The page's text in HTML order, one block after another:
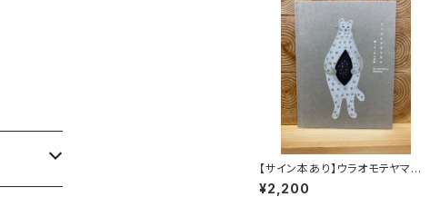
【サイン本あり】ウラオモテヤマネ
コ
¥2,200